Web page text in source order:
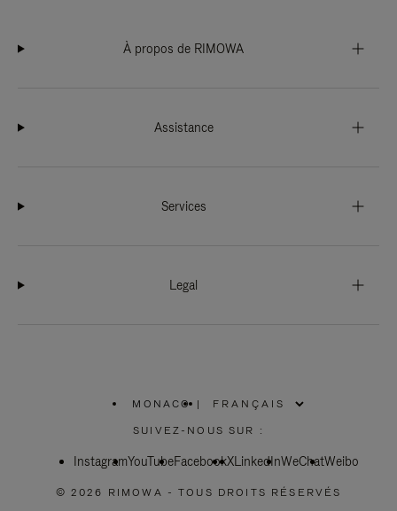
À propos de RIMOWA
Assistance
Services
Legal
MONACO
SÉLECTIONNEZ
VOTRE
|
SUIVEZ-NOUS SUR :
InstagramYouTubeFacebookXLinkedInWeChatWeibo
© 2026 RIMOWA - TOUS DROITS RÉSERVÉS